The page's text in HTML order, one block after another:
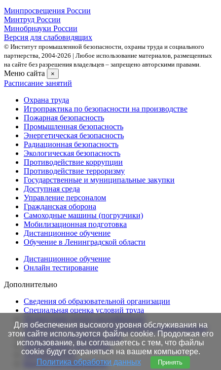
Минпросвещения России
Минтруд России
Минобрнауки России
Версия для слабовидящих
© Институт промышленной безопасности, охраны труда и социального
партнерства, 2004- 2026 | Любое использование материалов, размещенных
на сайте без разрешения владельцев – запрещено авторскими правами.
Меню сайта ×
Расписание занятий
Охрана труда
Игропрактика по безопасности на производстве
Пожарная безопасность
Промышленная безопасность
Энергетическая безопасность
Радиационная безопасность
Экологическая безопасность
Противодействие коррупции
Противодействие терроризму
Государственные и муниципальные закупки
Доступная среда
Управление персоналом
Гражданская оборона
Самоходные машины (погрузчики)
Мобилизационная подготовка
Дистанционное обучение
Обучение в Ленинградской области
Дистанционное обучение
Онлайн тестирование
Дополнительно
Сведения об образовательной организации
Cпециальная оценка условий труда
Проверка подлинности протоколов в Едином портале
Готовность документов ТАК
Нормативные документы
Это интересно!
Контактная информация
Для обеспечения высокого уровня обслуживания на
этом сайте используются файлы cookie. Продолжая его
использование, вы соглашаетесь с тем, что файлы
cookie будут сохраняться на вашем компьютере.
Политика обработки данных
Принять